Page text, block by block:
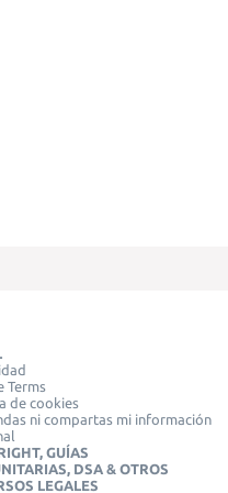
Terms
de cookies
ni compartas mi información
GUÍAS
DSA & OTROS
LEGALES